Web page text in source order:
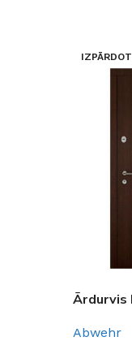
SPC
Ārdurvis
Abwehr